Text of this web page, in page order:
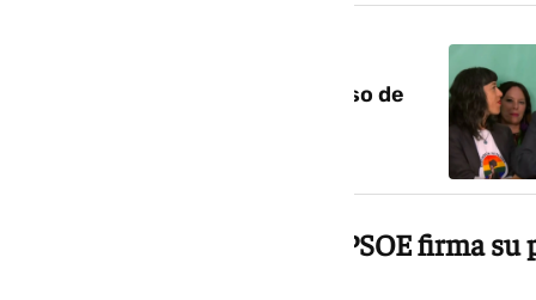
La izquierda crece con el impulso de
Victoria amarga del PP y el PSOE firma